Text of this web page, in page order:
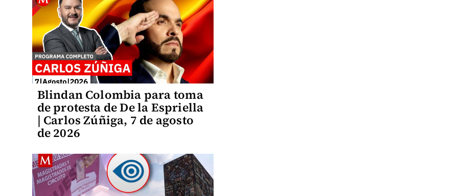
Blindan Colombia para toma
de protesta de De la Espriella
| Carlos Zúñiga, 7 de agosto
de 2026